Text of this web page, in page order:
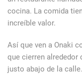
cocina. La comida
increíble valor.
Así que ven a Onaki
que cierren alrededor
justo abajo de la